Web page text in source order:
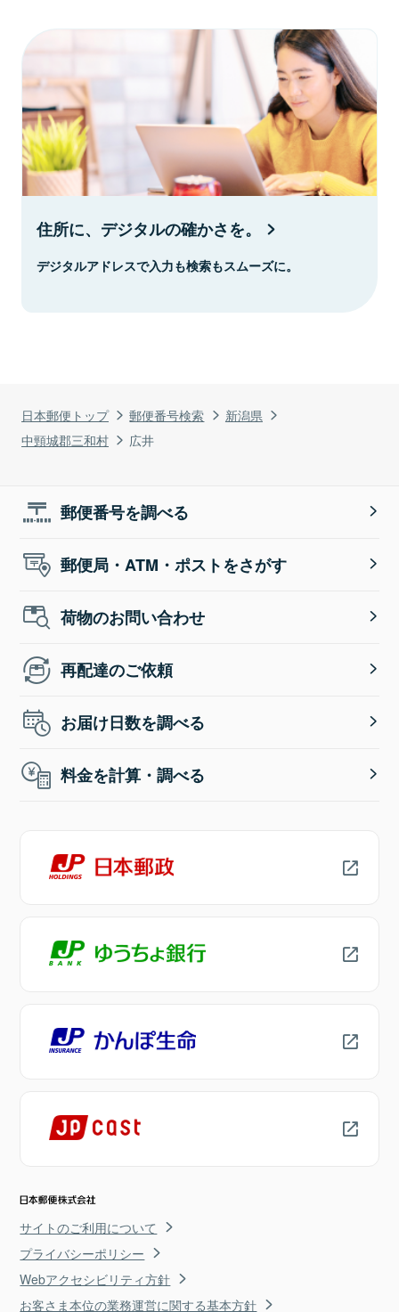
日本郵便トップ 郵便番号検索
新潟県
中頸城郡三和村
広井
住所に、デジタルの確かさを。
デジタルアドレスで入力も検索もスムーズに。
郵便番号を調べる
郵便局・ATM・ポストをさがす
荷物のお問い合わせ
再配達のご依頼
お届け日数を調べる
料金を計算・調べる
サイトのご利用について
プライバシーポリシー
Webアクセシビリティ方針
お客さま本位の業務運営に関する基本方針